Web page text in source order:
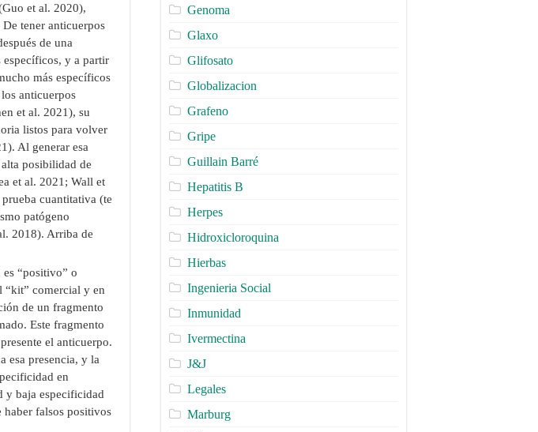
et al. 2020),
tener anticuerpos
de una
y a partir
más específicos
anticuerpos
et al. 2021), su
listos para volver
Al generar esa
posibilidad de
et al. 2021; Wall et
cuantitativa (te
patógeno
2018). Arriba de
es “positivo” o
“kit” comercial y en
de un fragmento
Este fragmento
el anticuerpo.
esa presencia, y la
en
y baja especificidad
haber falsos positivos
Genoma
Glaxo
Glifosato
Globalizacion
Grafeno
Gripe
Guillain Barré
Hepatitis B
Herpes
Hidroxicloroquina
Hierbas
Ingenieria Social
Inmunidad
Ivermectina
J&J
Legales
Marburg